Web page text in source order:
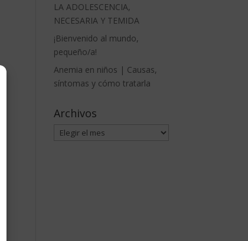
LA ADOLESCENCIA,
NECESARIA Y TEMIDA
¡Bienvenido al mundo,
pequeño/a!
Anemia en niños | Causas,
síntomas y cómo tratarla
Archivos
Archivos